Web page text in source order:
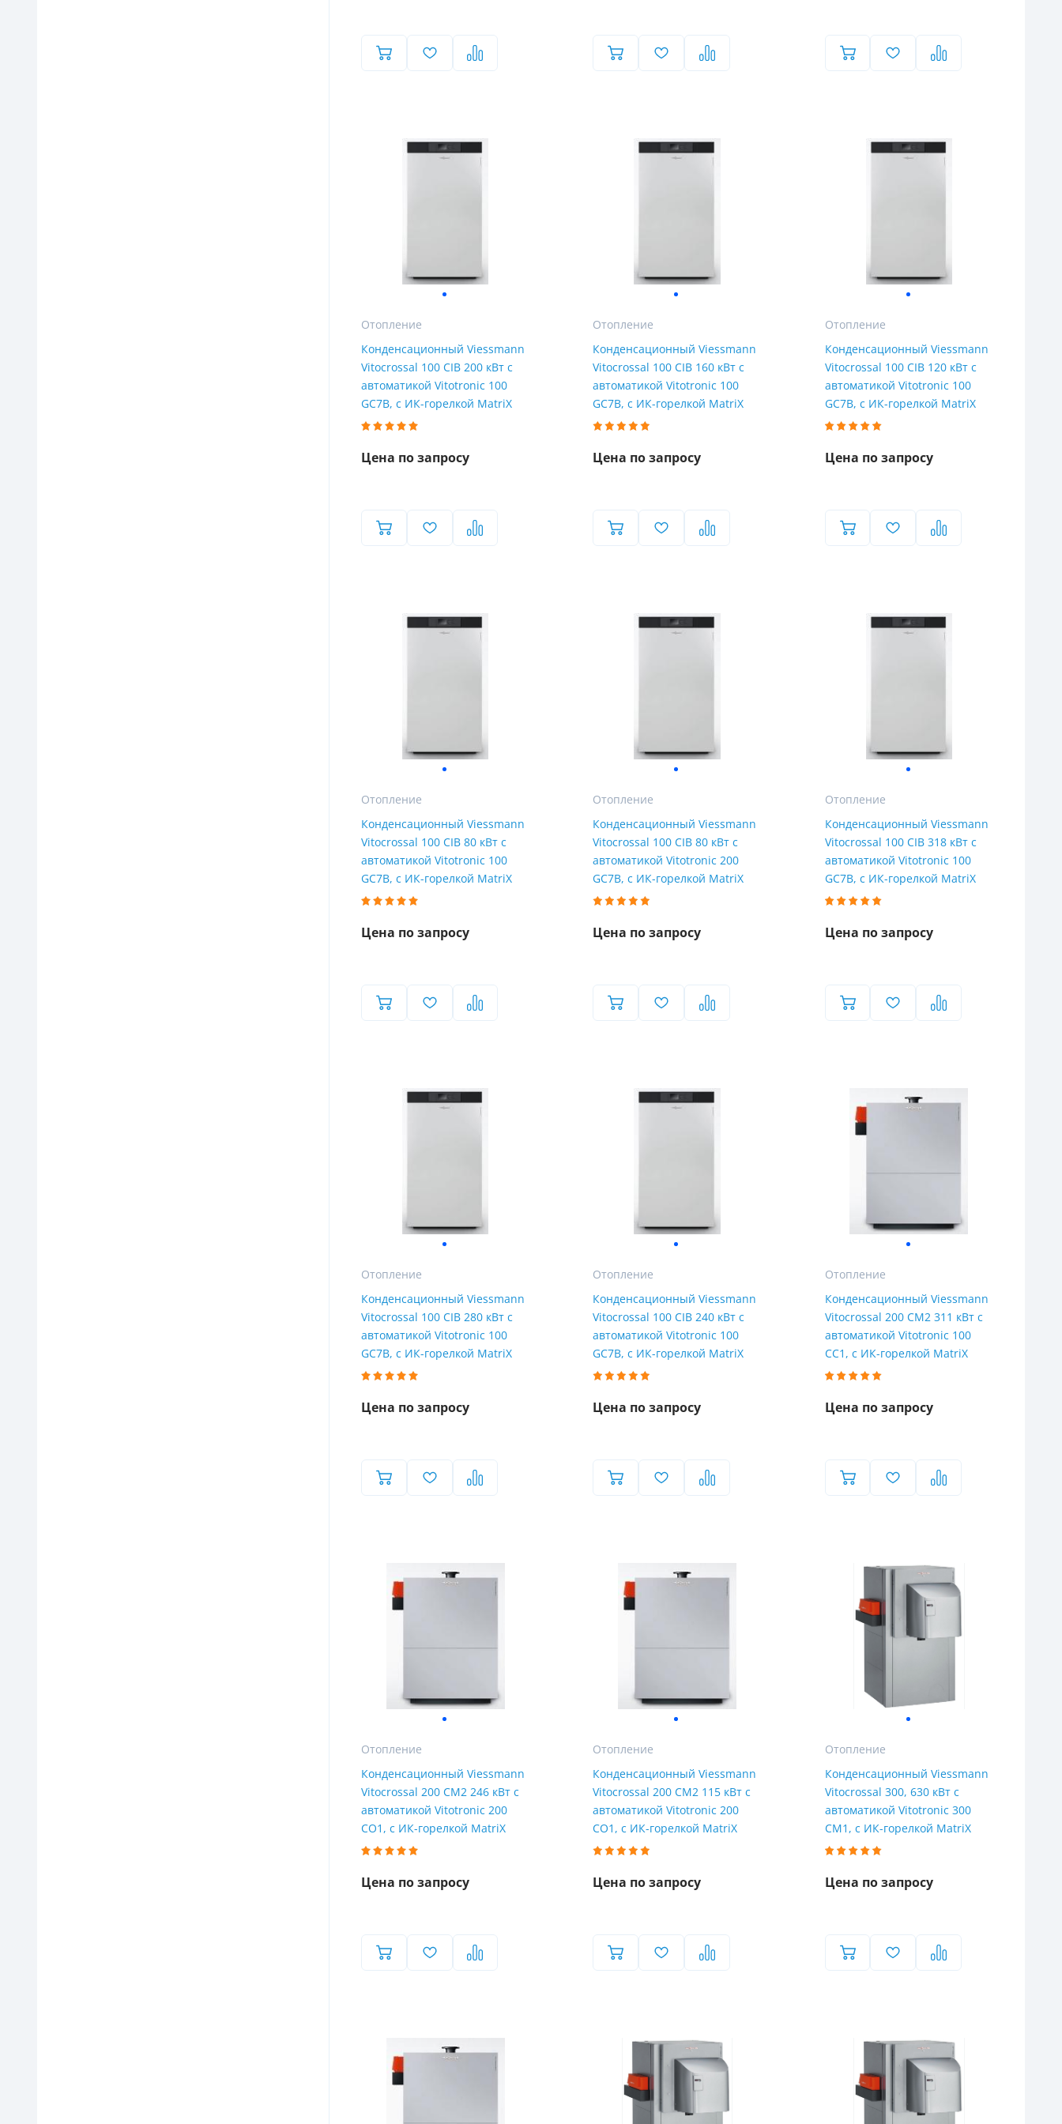
Заказ звонка
Телефон
Отопление
Конденсационный Viessmann
Vitocrossal 100 CIB 200 кВт с
автоматикой Vitotronic 100
GC7B, с ИК-горелкой MatriX
Цена по запросу
Отопление
Конденсационный Viessmann
Vitocrossal 100 CIB 160 кВт с
автоматикой Vitotronic 100
GC7B, с ИК-горелкой MatriX
Цена по запросу
Отопление
Конденсационный Viessmann
Vitocrossal 100 CIB 120 кВт с
автоматикой Vitotronic 100
GC7B, с ИК-горелкой MatriX
Цена по запросу
Отопление
Конденсационный Viessmann
Vitocrossal 100 CIB 80 кВт с
автоматикой Vitotronic 100
GC7B, с ИК-горелкой MatriX
Цена по запросу
Отопление
Конденсационный Viessmann
Vitocrossal 100 CIB 80 кВт с
автоматикой Vitotronic 200
GC7B, с ИК-горелкой MatriX
Цена по запросу
Отопление
Конденсационный Viessmann
Vitocrossal 100 CIB 318 кВт с
автоматикой Vitotronic 100
GC7B, с ИК-горелкой MatriX
Цена по запросу
Отопление
Конденсационный Viessmann
Vitocrossal 100 CIB 280 кВт с
автоматикой Vitotronic 100
GC7B, с ИК-горелкой MatriX
Цена по запросу
Отопление
Конденсационный Viessmann
Vitocrossal 100 CIB 240 кВт с
автоматикой Vitotronic 100
GC7B, с ИК-горелкой MatriX
Цена по запросу
Отопление
Конденсационный Viessmann
Vitocrossal 200 CM2 311 кВт с
автоматикой Vitotronic 100
CC1, с ИК-горелкой MatriX
Цена по запросу
Отопление
Конденсационный Viessmann
Vitocrossal 200 CM2 246 кВт с
автоматикой Vitotronic 200
CO1, с ИК-горелкой MatriX
Цена по запросу
Отопление
Конденсационный Viessmann
Vitocrossal 200 CM2 115 кВт с
автоматикой Vitotronic 200
CO1, с ИК-горелкой MatriX
Цена по запросу
Отопление
Конденсационный Viessmann
Vitocrossal 300, 630 кВт с
автоматикой Vitotronic 300
CM1, с ИК-горелкой MatriX
Цена по запросу
Пожалуйста, введите код из СМC
чтобы подтвердить отправку заявки
Купить в один клик
Заполните имя, телефон, почту и наши менеджеры свяжутся с Вами
Имя
Я принимаю условия
передачи информации
Отправить заявку
Обратный звонок